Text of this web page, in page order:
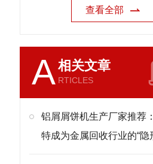
查看全部
A相关文章
RTICLES
铝屑屑饼机生产厂家推荐
特成为金属回收行业的“隐